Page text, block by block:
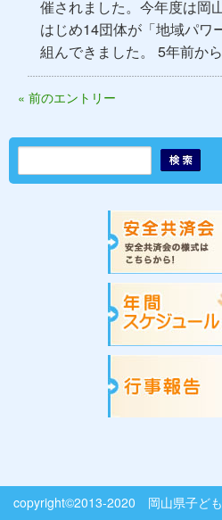
催されました。今年度は岡
はじめ14団体が「地域パワ
組んできました。 5年前か
« 前のエントリー
copyright©2013-2020 岡山県子ど